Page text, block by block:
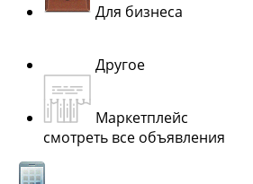
Для бизнеса
Другое
Маркетплейс
смотреть все объявления